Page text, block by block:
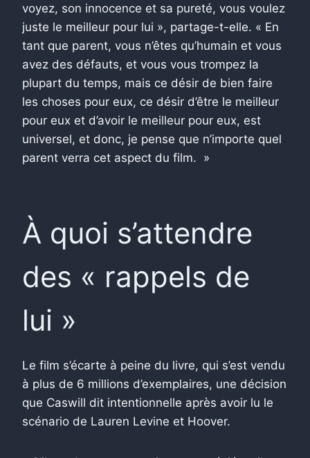
voyez, son innocence et sa pureté, vous voulez
juste le meilleur pour lui », partage-t-elle. « En
tant que parent, vous n’êtes qu’humain et vous
avez des défauts, et vous vous trompez la
plupart du temps, mais ce désir de bien faire
les choses pour eux, ce désir d’être le meilleur
pour eux et d’avoir le meilleur pour eux, est
universel, et donc, je pense que n’importe quel
parent verra cet aspect du film. »
À quoi s’attendre
des « rappels de
lui »
Le film s’écarte à peine du livre, qui s’est vendu
à plus de 6 millions d’exemplaires, une décision
que Caswill dit intentionnelle après avoir lu le
scénario de Lauren Levine et Hoover.